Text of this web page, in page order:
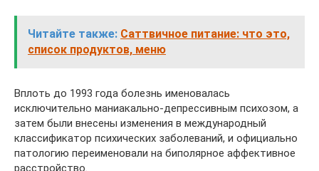
Читайте также: Саттвичное питание: что это,
список продуктов, меню
Вплоть до 1993 года болезнь именовалась
исключительно маниакально-депрессивным психозом, а
затем были внесены изменения в международный
классификатор психических заболеваний, и официально
патологию переименовали на биполярное аффективное
расстройство.